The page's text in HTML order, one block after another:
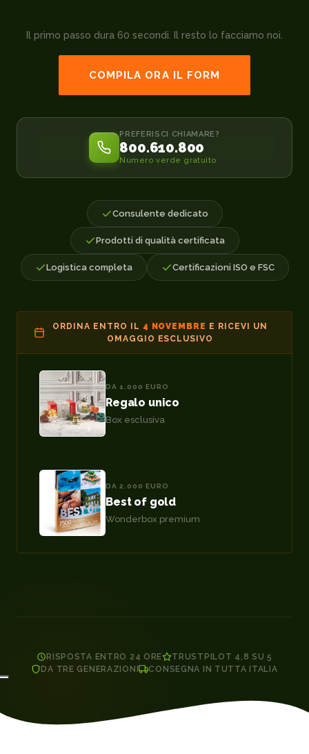
Il primo passo dura 60 secondi. Il resto lo facciamo noi.
COMPILA ORA IL FORM
PREFERISCI CHIAMARE?
800.610.800
Numero verde gratuito
Consulente dedicato
Prodotti di qualità certificata
Logistica completa Certificazioni ISO e FSC
ORDINA ENTRO IL 4 NOVEMBRE E RICEVI UN
OMAGGIO ESCLUSIVO
DA 1.000 EURO
Regalo unico
Box esclusiva
DA 2.000 EURO
Best of gold
Wonderbox premium
RISPOSTA ENTRO 24 ORE
TRUSTPILOT 4,8 SU 5
DA TRE GENERAZIONI
CONSEGNA IN TUTTA ITALIA